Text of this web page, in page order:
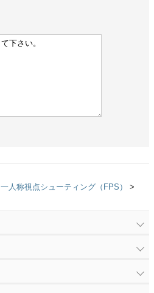
一人称視点シューティング（FPS）
>